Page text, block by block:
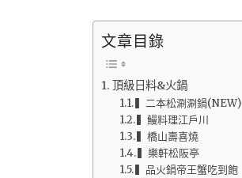
文章目錄
頂級日料&火鍋
▍二本松涮涮鍋(NEW)
▍鰻料理江戶川
▍橋山壽喜燒
▍樂軒松阪亭
▍品火鍋帝王蟹吃到飽